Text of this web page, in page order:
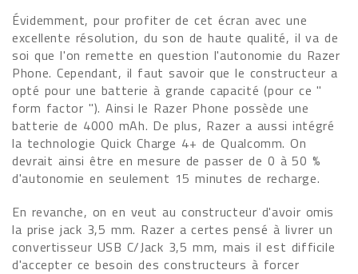
Évidemment, pour profiter de cet écran avec une
excellente résolution, du son de haute qualité, il va de
soi que l'on remette en question l'autonomie du Razer
Phone. Cependant, il faut savoir que le constructeur a
opté pour une batterie à grande capacité (pour ce "
form factor "). Ainsi le Razer Phone possède une
batterie de 4000 mAh. De plus, Razer a aussi intégré
la technologie Quick Charge 4+ de Qualcomm. On
devrait ainsi être en mesure de passer de 0 à 50 %
d'autonomie en seulement 15 minutes de recharge.
En revanche, on en veut au constructeur d'avoir omis
la prise jack 3,5 mm. Razer a certes pensé à livrer un
convertisseur USB C/Jack 3,5 mm, mais il est difficile
d'accepter ce besoin des constructeurs à forcer